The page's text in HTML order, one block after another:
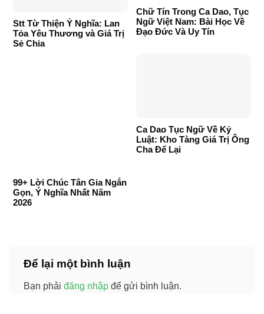
Stt Từ Thiện Ý Nghĩa: Lan
Tỏa Yêu Thương và Giá Trị
Sẻ Chia
Chữ Tín Trong Ca Dao, Tục
Ngữ Việt Nam: Bài Học Về
Đạo Đức Và Uy Tín
Ca Dao Tục Ngữ Về Kỷ
Luật: Kho Tàng Giá Trị Ông
Cha Để Lại
99+ Lời Chúc Tân Gia Ngắn
Gọn, Ý Nghĩa Nhất Năm
2026
Để lại một bình luận
Bạn phải đăng nhập để gửi bình luận.